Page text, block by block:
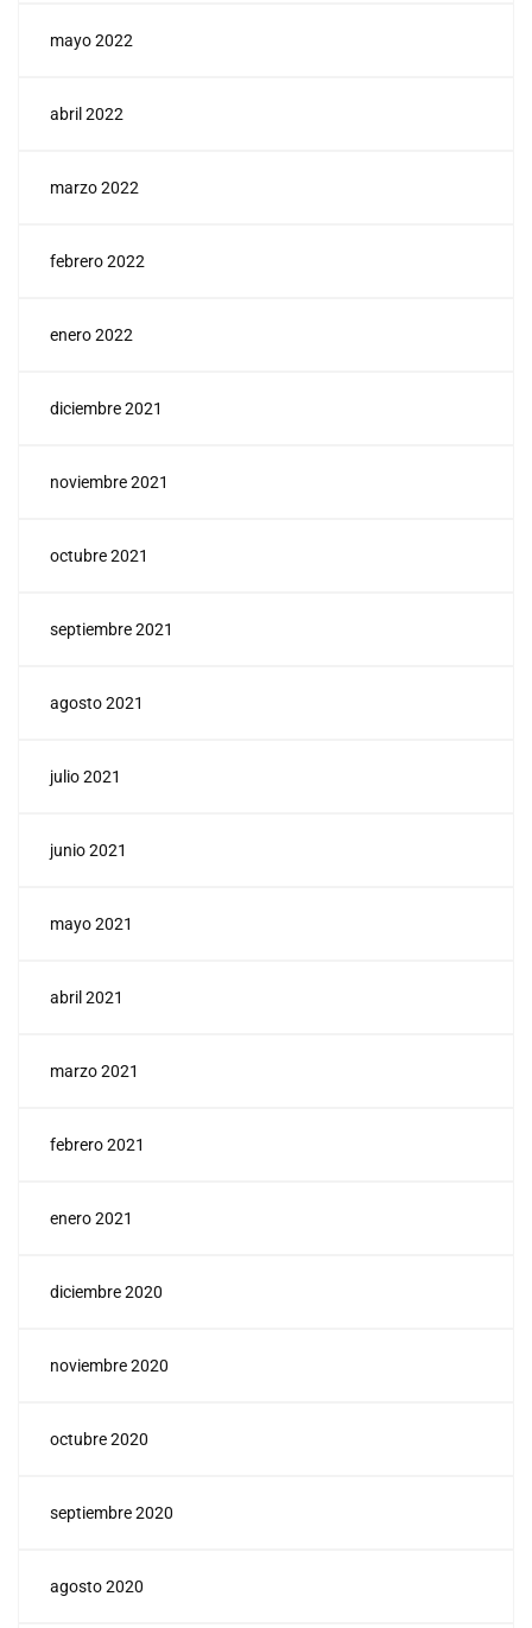
mayo 2022
abril 2022
marzo 2022
febrero 2022
enero 2022
diciembre 2021
noviembre 2021
octubre 2021
septiembre 2021
agosto 2021
julio 2021
junio 2021
mayo 2021
abril 2021
marzo 2021
febrero 2021
enero 2021
diciembre 2020
noviembre 2020
octubre 2020
septiembre 2020
agosto 2020